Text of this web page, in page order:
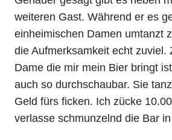
weiteren Gast. Während er es
einheimischen Damen umtanzt
die Aufmerksamkeit echt zuviel.
Dame die mir mein Bier bringt
auch so durchschaubar. Sie
Geld fürs ficken. Ich zücke
verlasse schmunzelnd die Bar